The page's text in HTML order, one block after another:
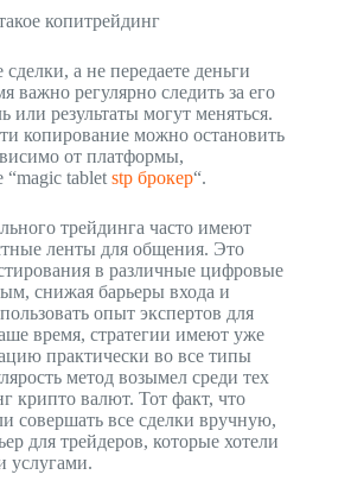
а не передаете деньги
важно регулярно следить за его
или результаты могут меняться.
копирование можно остановить
от платформы,
“magic tablet stp брокер“.
трейдинга часто имеют
ленты для общения. Это
в различные цифровые
снижая барьеры входа и
опыт экспертов для
время, стратегии имеют уже
практически во все типы
метод возымел среди тех
крипто валют. Тот факт, что
совершать все сделки вручную,
для трейдеров, которые хотели
услугами.